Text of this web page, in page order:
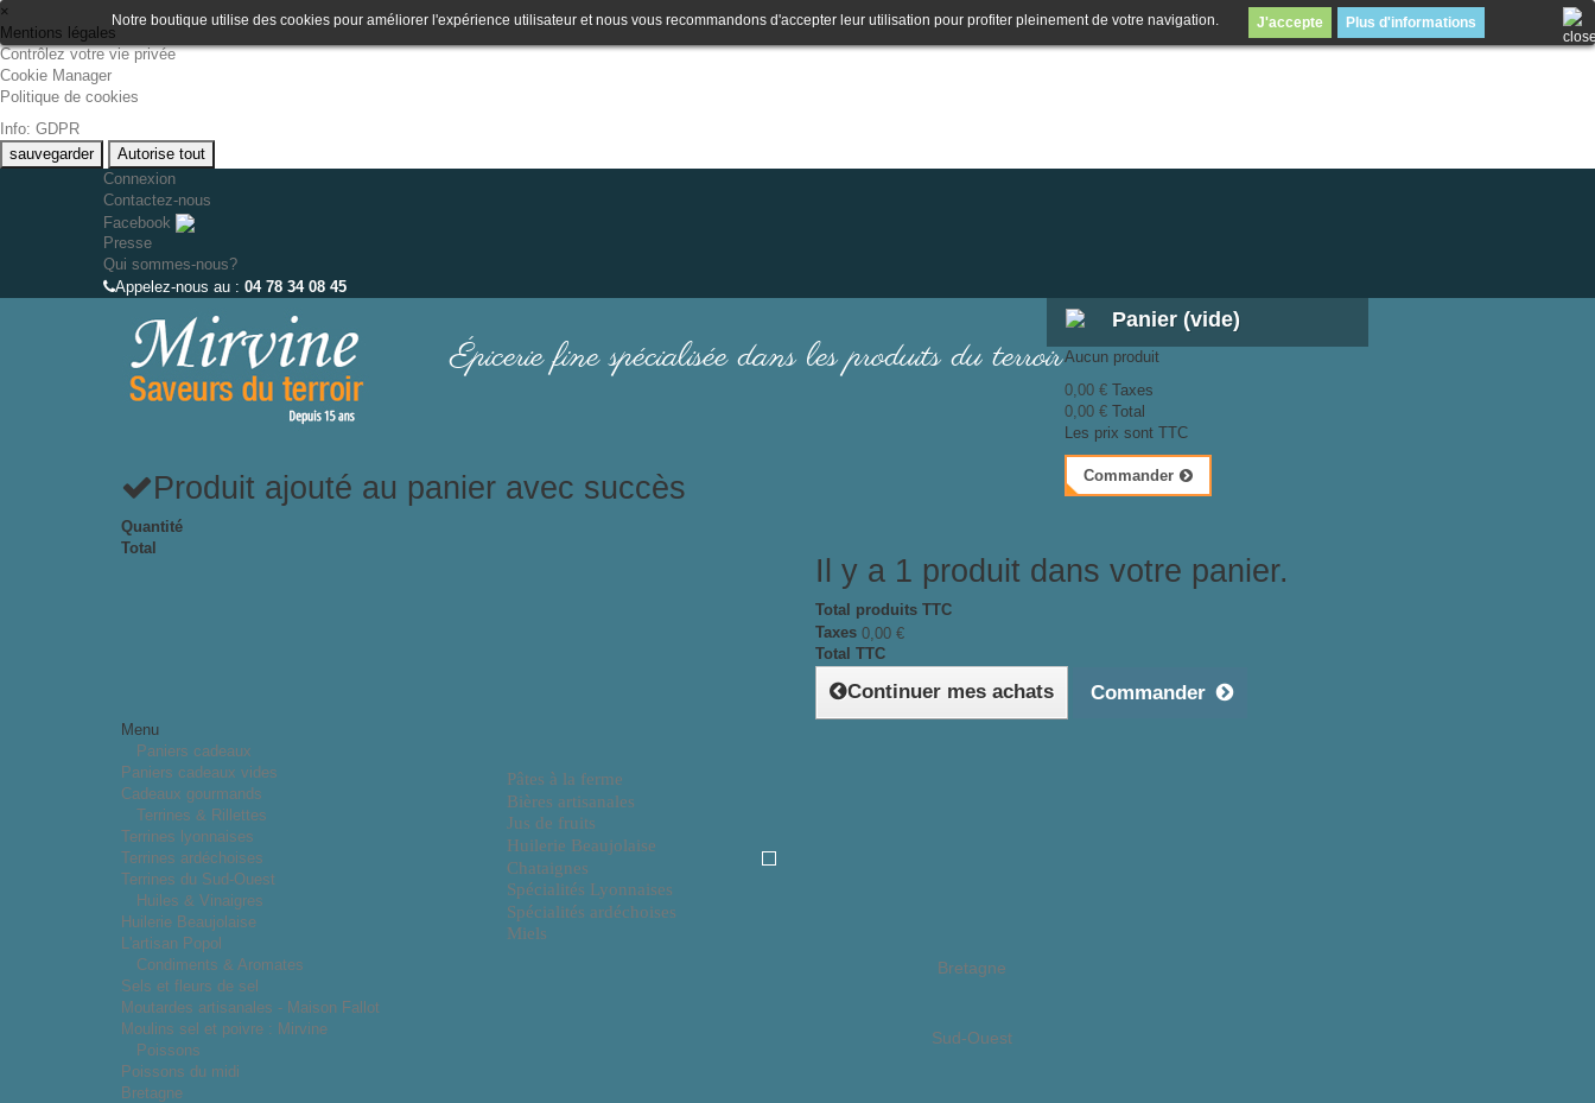
×
Mentions légales
Contrôlez votre vie privée
Cookie Manager
Politique de cookies
Info: GDPR
sauvegarder
Autorise tout
Connexion
Contactez-nous
Facebook
Presse
Qui sommes-nous?
Appelez-nous au : 04 78 34 08 45
Épicerie fine spécialisée dans les produits du terroir
Panier (vide)
Aucun produit
0,00 € Taxes
0,00 € Total
Les prix sont TTC
Commander
Produit ajouté au panier avec succès
Quantité
Total
Il y a 1 produit dans votre panier.
Total produits TTC
Taxes 0,00 €
Total TTC
Continuer mes achats Commander
Rhône Alpes
Pâtes à la ferme
Bières artisanales
Jus de fruits
Huilerie Beaujolaise
Chataignes
Spécialités Lyonnaises
Spécialités ardéchoises
Miels
Bretagne
Sud-Ouest
Menu
Paniers cadeaux
Paniers cadeaux vides
Cadeaux gourmands
Terrines & Rillettes
Terrines lyonnaises
Terrines ardéchoises
Terrines du Sud-Ouest
Huiles & Vinaigres
Huilerie Beaujolaise
L'artisan Popol
Condiments & Aromates
Sels et fleurs de sel
Moutardes artisanales - Maison Fallot
Moulins sel et poivre : Mirvine
Poissons
Poissons du midi
Bretagne
Notre boutique utilise des cookies pour améliorer l'expérience utilisateur et nous vous recommandons d'accepter leur utilisation pour profiter pleinement de votre navigation. J'accepte Plus d'informations